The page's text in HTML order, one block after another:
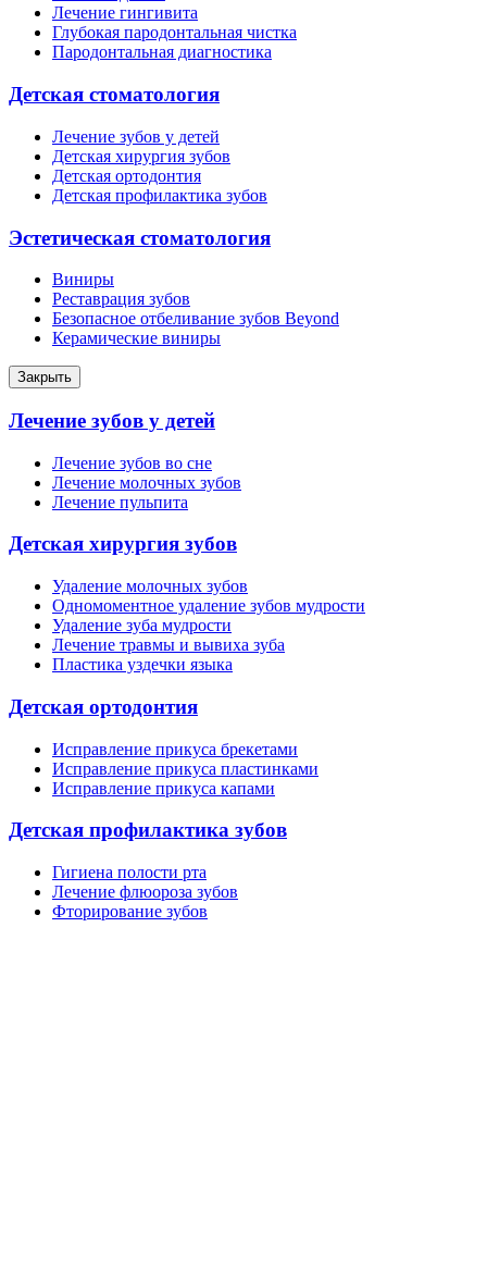
Лечение гингивита
Глубокая пародонтальная чистка
Пародонтальная диагностика
Детская стоматология
Лечение зубов у детей
Детская хирургия зубов
Детская ортодонтия
Детская профилактика зубов
Эстетическая стоматология
Виниры
Реставрация зубов
Безопасное отбеливание зубов Beyond
Керамические виниры
Закрыть
Лечение зубов у детей
Лечение зубов во сне
Лечение молочных зубов
Лечение пульпита
Детская хирургия зубов
Удаление молочных зубов
Одномоментное удаление зубов мудрости
Удаление зуба мудрости
Лечение травмы и вывиха зуба
Пластика уздечки языка
Детская ортодонтия
Исправление прикуса брекетами
Исправление прикуса пластинками
Исправление прикуса капами
Детская профилактика зубов
Гигиена полости рта
Лечение флюороза зубов
Фторирование зубов